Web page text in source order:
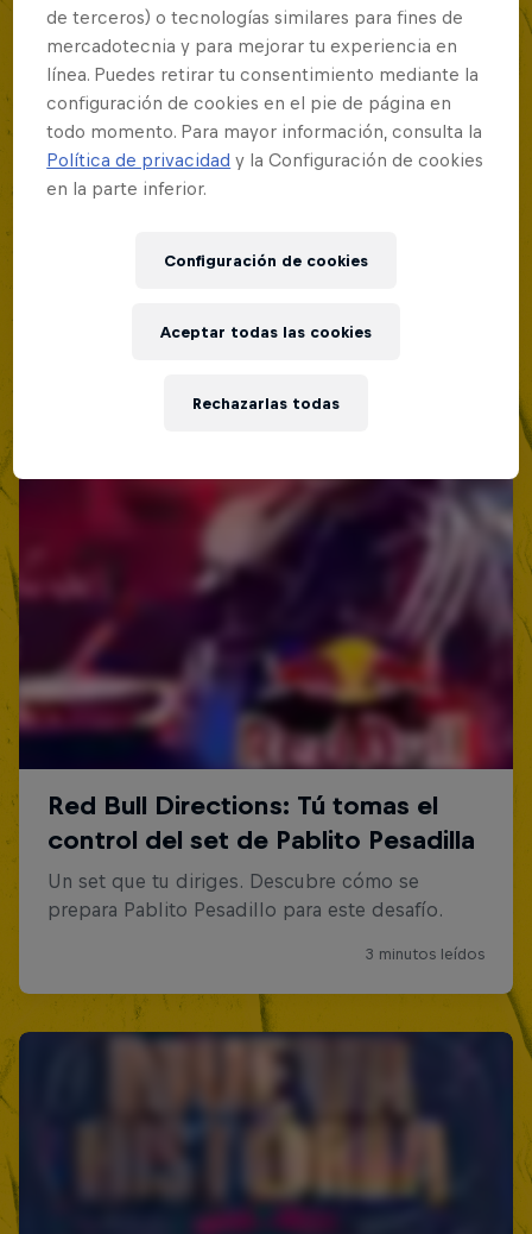
Red Bull Batalla Final Torneo de Plazas
2026
19 Septiembre 2026
Lima, Peru
Red Bull Batalla Nueva Historia:
MC BATTLE
de terceros) o tecnologías similares para fines de
mercadotecnia y para mejorar tu experiencia en
línea. Puedes retirar tu consentimiento mediante la
configuración de cookies en el pie de página en
todo momento. Para mayor información, consulta la
Política de privacidad y la Configuración de cookies
en la parte inferior.
Configuración de cookies
Rechazarlas todas
Aceptar todas las cookies